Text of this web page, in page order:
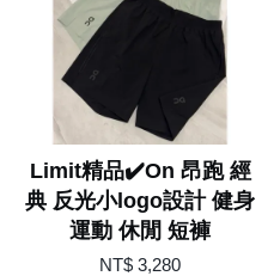
Limit精品✔️On 昂跑 經
典 反光小logo設計 健身
運動 休閒 短褲
NT$ 3,280